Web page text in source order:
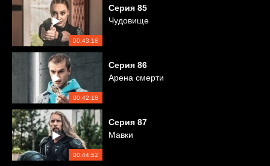
00:43:18
Серия 85
Чудовище
00:42:18
Серия 86
Арена смерти
00:44:52
Серия 87
Мавки